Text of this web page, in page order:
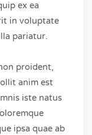
ex ea
in voluptate
pariatur.
proident,
anim est
iste natus
ipsa quae ab